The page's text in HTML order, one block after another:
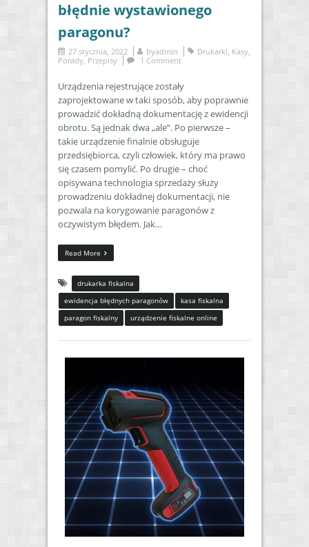
błędnie wystawionego
paragonu?
27 stycznia, 2022 byadmin Drukarki, Kasy,
Porady, Przepisy 1 Comment
Urządzenia rejestrujące zostały
zaprojektowane w taki sposób, aby poprawnie
prowadzić dokładną dokumentację z ewidencji
obrotu. Są jednak dwa „ale”. Po pierwsze –
takie urządzenie finalnie obsługuje
przedsiębiorca, czyli człowiek, który ma prawo
się czasem pomylić. Po drugie – choć
opisywana technologia sprzedaży służy
prowadzeniu dokładnej dokumentacji, nie
pozwala na korygowanie paragonów z
oczywistym błędem. Jak…
Read More
drukarka fiskalna
ewidencja błędnych paragonów
kasa fiskalna
paragon fiskalny
urządzenie fiskalne online